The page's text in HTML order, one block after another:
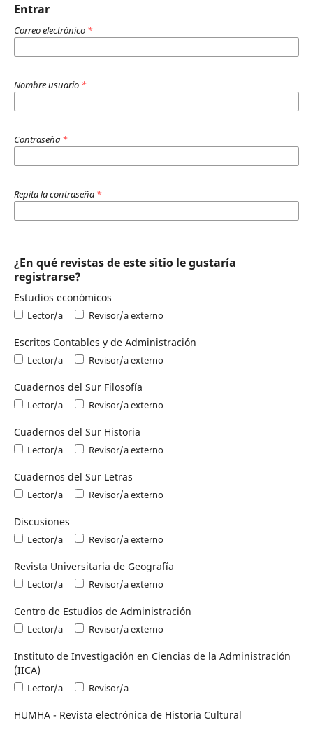
Entrar
Correo electrónico *
Nombre usuario *
Contraseña *
Repita la contraseña *
¿En qué revistas de este sitio le gustaría
registrarse?
Estudios económicos
Lector/a Revisor/a externo
Escritos Contables y de Administración
Lector/a Revisor/a externo
Cuadernos del Sur Filosofía
Lector/a Revisor/a externo
Cuadernos del Sur Historia
Lector/a Revisor/a externo
Cuadernos del Sur Letras
Lector/a Revisor/a externo
Discusiones
Lector/a Revisor/a externo
Revista Universitaria de Geografía
Lector/a Revisor/a externo
Centro de Estudios de Administración
Lector/a Revisor/a externo
Instituto de Investigación en Ciencias de la Administración
(IICA)
Lector/a Revisor/a
HUMHA - Revista electrónica de Historia Cultural